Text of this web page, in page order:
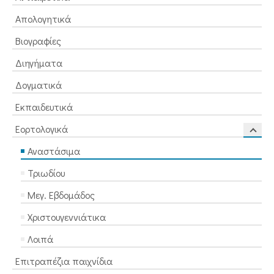
Απολογητικά
Βιογραφίες
Διηγήματα
Δογματικά
Εκπαιδευτικά
Εορτολογικά
Αναστάσιμα
Τριωδίου
Μεγ. Εβδομάδος
Χριστουγεννιάτικα
Λοιπά
Επιτραπέζια παιχνίδια